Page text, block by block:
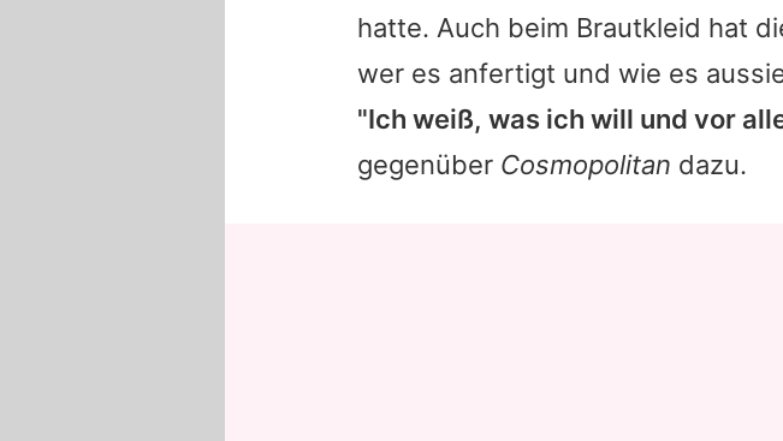
hatte. Auch beim Brautkleid hat
wer es anfertigt und wie es
"Ich weiß, was ich will und vor
gegenüber Cosmopolitan dazu.